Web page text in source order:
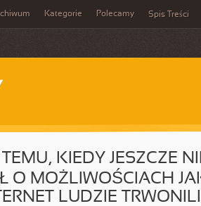
Kategorie Polecamy Spis Treści
KIEDY JESZCZE
O MOŻLIWOŚCIACH
LUDZIE TRWONILI